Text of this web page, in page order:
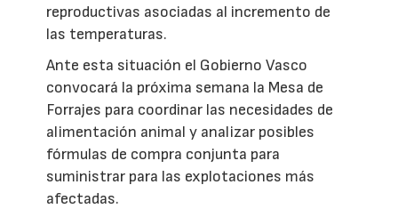
reproductivas asociadas al incremento de
las temperaturas.
Ante esta situación el Gobierno Vasco
convocará la próxima semana la Mesa de
Forrajes para coordinar las necesidades de
alimentación animal y analizar posibles
fórmulas de compra conjunta para
suministrar para las explotaciones más
afectadas.